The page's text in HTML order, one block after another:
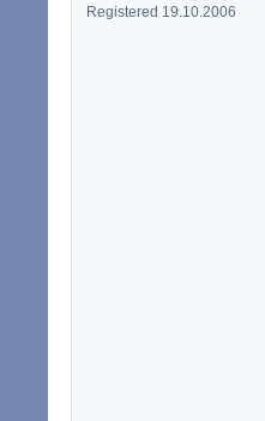
Registered 19.10.2006